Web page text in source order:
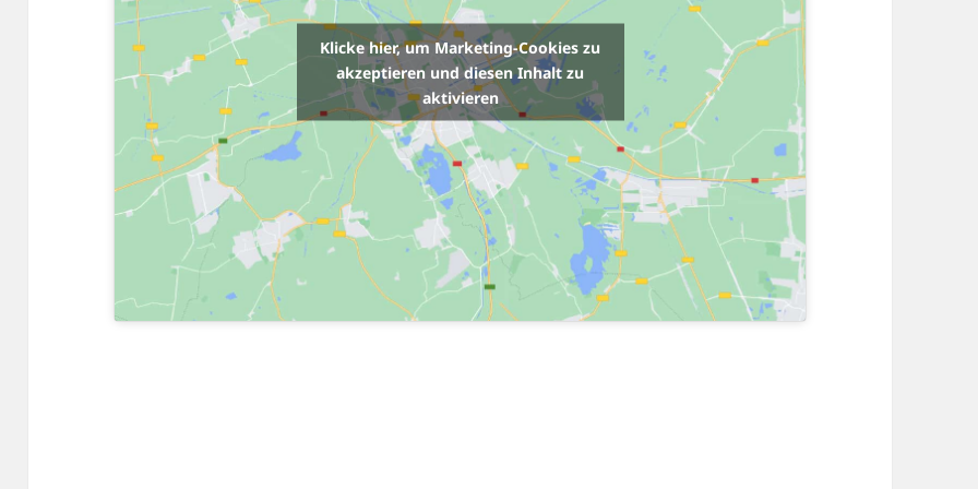
Klicke hier, um Marketing-Cookies zu
akzeptieren und diesen Inhalt zu
aktivieren